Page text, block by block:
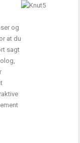
og
at du
sagt